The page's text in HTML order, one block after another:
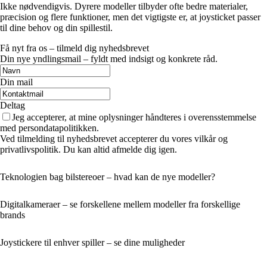
Ikke nødvendigvis. Dyrere modeller tilbyder ofte bedre materialer,
præcision og flere funktioner, men det vigtigste er, at joysticket passer
til dine behov og din spillestil.
Få nyt fra os – tilmeld dig nyhedsbrevet
Din nye yndlingsmail – fyldt med indsigt og konkrete råd.
Din mail
Deltag
Jeg accepterer, at mine oplysninger håndteres i overensstemmelse
med persondatapolitikken.
Ved tilmelding til nyhedsbrevet accepterer du vores vilkår og
privatlivspolitik. Du kan altid afmelde dig igen.
Teknologien bag bilstereoer – hvad kan de nye modeller?
Digitalkameraer – se forskellene mellem modeller fra forskellige
brands
Joystickere til enhver spiller – se dine muligheder